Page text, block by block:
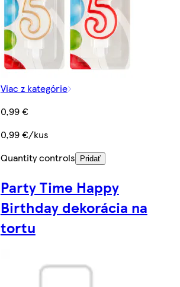
Viac z kategórie
0,99 €
0,99 €/kus
Quantity controls
Pridať
Party Time Happy
Birthday dekorácia na
tortu